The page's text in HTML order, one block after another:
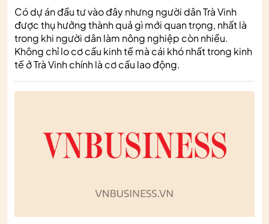
Có dự án đầu tư vào đây nhưng người dân Trà Vinh
được thụ hưởng thành quả gì mới quan trọng, nhất là
trong khi người dân làm nông nghiệp còn nhiều.
Không chỉ lo cơ cấu kinh tế mà cái khó nhất trong kinh
tế ở Trà Vinh chính là cơ cấu lao động.